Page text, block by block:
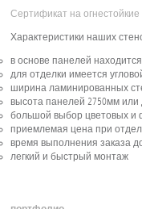
Сертификат на
Характеристики наших
в основе панелей
для отделки имеется
ширина ламинированных
высота панелей 2750мм или
большой выбор цветовых и
приемлемая цена при
время выполнения заказа
легкий и быстрый монтаж